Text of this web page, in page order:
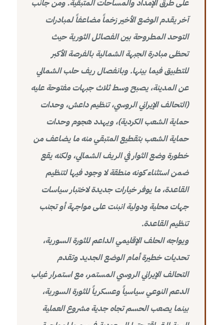
على طرق الإمداد والمساحات المتبقية. ومن جانب
آخر يقدم الوضع الأخير زخماً مضاعفاً لمبادرات
التوحد المطروحة بين الفصائل الثورية حيث
تحظى مبادرة الجبهة الشمالية بالفرصة الأكبر
للتطبيق فيما بينها. وبانفصال ريف حلب الشمالي
عن المدينة، يصبح وسط ثلاث جبهات مفتوحة عليه
(التحالف الإيراني الروسي، تنظيم داعش، وحدات
حماية الشعب الكردية)، ويهدد هجوم وحدات
حماية الشعب بتقطيع المتبقي منه ما يضاعف من
خطورة وضع الثوار في الريف الشمالي، ولكنه يقع
ضمن استثناء كونه منطقة لا وجود فيها لتنظيم
القاعدة، ما يوفر خيارات جديدة لاختبار سياسات
جهات محلية ودولية انبنت على مواجهة أو تجنب
تنظيم القاعدة.
ويواجه الحلف الإقليمي الداعم للثورة السورية،
تحديات خطيرة أمام الوضع الجديد وتقدم
التحالف الإيراني الروسي المستمر، مع استمرار غياب
الدعم النوعي سياسياً وعسكرياً للثورة السورية،
بينما يصعب الحسم تجاه جدية مشروع العملية